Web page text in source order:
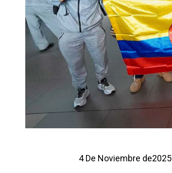
4 De Noviembre de2025